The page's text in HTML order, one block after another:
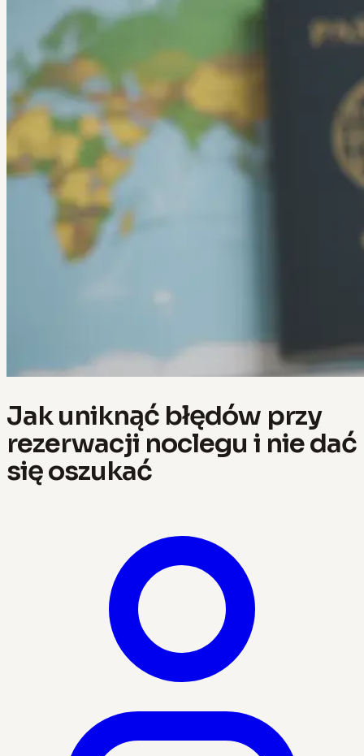
Jak uniknąć błędów przy
rezerwacji noclegu i nie dać
się oszukać